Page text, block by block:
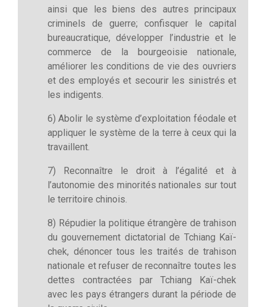
ainsi que les biens des autres principaux
criminels de guerre; confisquer le capital
bureaucratique, développer l’industrie et le
commerce de la bourgeoisie nationale,
améliorer les conditions de vie des ouvriers
et des employés et secourir les sinistrés et
les indigents.
6) Abolir le système d’exploitation féodale et
appliquer le système de la terre à ceux qui la
travaillent.
7) Reconnaître le droit à l’égalité et à
l’autonomie des minorités nationales sur tout
le territoire chinois.
8) Répudier la politique étrangère de trahison
du gouvernement dictatorial de Tchiang Kaï-
chek, dénoncer tous les traités de trahison
nationale et refuser de reconnaître toutes les
dettes contractées par Tchiang Kaï-chek
avec les pays étrangers durant la période de